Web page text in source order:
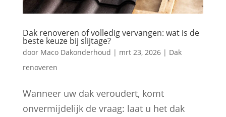
Dak renoveren of volledig vervangen: wat is de
beste keuze bij slijtage?
door Maco Dakonderhoud | mrt 23, 2026| Dak
renoveren
Wanneer uw dak veroudert, komt
onvermijdelijk de vraag: laat u het dak